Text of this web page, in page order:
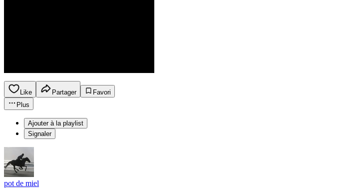
Like Partager
Favori
Plus
Ajouter à la playlist
Signaler
pot de miel